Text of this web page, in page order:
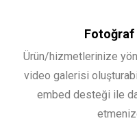
Fotoğraf
Ürün/hizmetlerinize
video galerisi
embed desteği ile